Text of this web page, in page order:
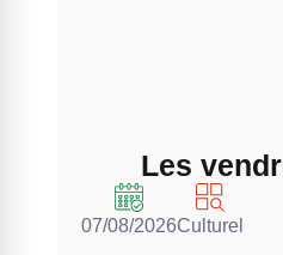
Les
07/08/2026Culturel